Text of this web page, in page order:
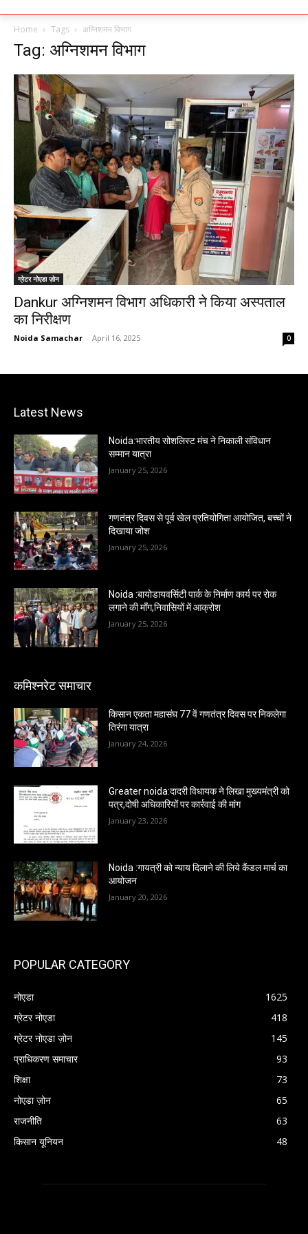
Home Tags अग्निशमन विभाग
Tag: अग्निशमन विभाग
ग्रेटर नोएडा ज़ोन
Dankur अग्निशमन विभाग अधिकारी ने किया अस्पताल
का निरीक्षण
Noida Samachar - April 16, 2025 0
Latest News
Noida:भारतीय सोशलिस्ट मंच ने निकाली संविधान
सम्मान यात्रा
January 25, 2026
गणतंत्र दिवस से पूर्व खेल प्रतियोगिता आयोजित, बच्चों ने
दिखाया जोश
January 25, 2026
Noida :बायोडायवर्सिटी पार्क के निर्माण कार्य पर रोक
लगाने की माँग,निवासियों में आक्रोश
January 25, 2026
कमिश्नरेट समाचार
किसान एकता महासंघ 77 वें गणतंत्र दिवस पर निकलेगा
तिरंगा यात्रा
January 24, 2026
Greater noida:दादरी विधायक ने लिखा मुख्यमंत्री को
पत्र,दोषी अधिकारियों पर कार्रवाई की मांग
January 23, 2026
Noida :गायत्री को न्याय दिलाने की लिये कैंडल मार्च का
आयोजन
January 20, 2026
POPULAR CATEGORY
नोएडा
1625
ग्रेटर नोएडा
418
ग्रेटर नोएडा ज़ोन
145
प्राधिकरण समाचार
93
शिक्षा
73
नोएडा ज़ोन
65
राजनीति
63
किसान यूनियन
48